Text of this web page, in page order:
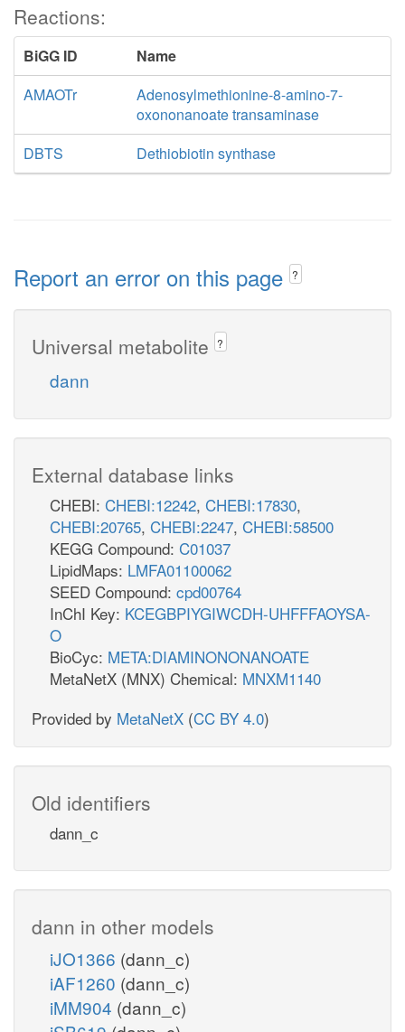
Reactions:
BiGG ID
Name
AMAOTr
Adenosylmethionine-8-amino-7-
oxononanoate transaminase
DBTS
Dethiobiotin synthase
Report an error on this page ?
Universal metabolite ?
dann
External database links
CHEBI: CHEBI:12242, CHEBI:17830,
CHEBI:20765, CHEBI:2247, CHEBI:58500
KEGG Compound: C01037
LipidMaps: LMFA01100062
SEED Compound: cpd00764
InChI Key: KCEGBPIYGIWCDH-UHFFFAOYSA-
O
BioCyc: META:DIAMINONONANOATE
MetaNetX (MNX) Chemical: MNXM1140
Provided by MetaNetX (CC BY 4.0)
Old identifiers
dann_c
dann in other models
iJO1366 (dann_c)
iAF1260 (dann_c)
iMM904 (dann_c)